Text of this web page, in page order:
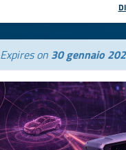
Expires on 30 gennaio